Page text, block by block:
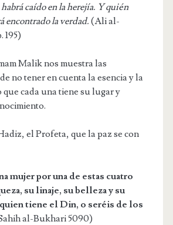
caído en la herejía. Y quién
encontrado la verdad. (Ali al-
195)
Malik nos muestra las
no tener en cuenta la esencia y la
que cada una tiene su lugar y
el Profeta, que la paz se con
mujer por una de estas cuatro
su linaje, su belleza y su
tiene el Din, o seréis de los
al-Bukhari 5090)